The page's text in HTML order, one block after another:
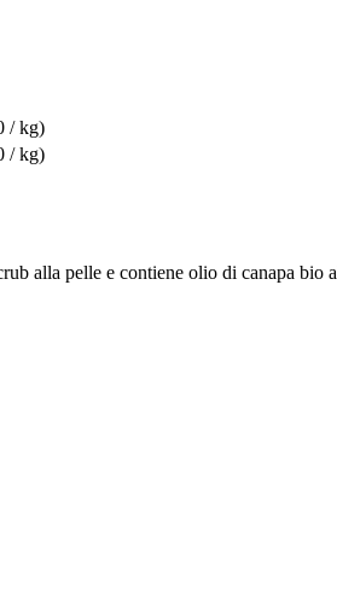
/ kg)
/ kg)
alla pelle e contiene olio di canapa bio